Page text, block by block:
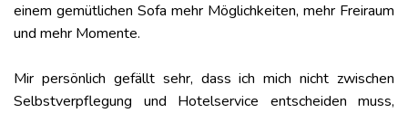
einem gemütlichen Sofa mehr Möglichkeiten, mehr Freiraum
und mehr Momente.
Mir persönlich gefällt sehr, dass ich mich nicht zwischen
Selbstverpflegung und Hotelservice entscheiden muss,